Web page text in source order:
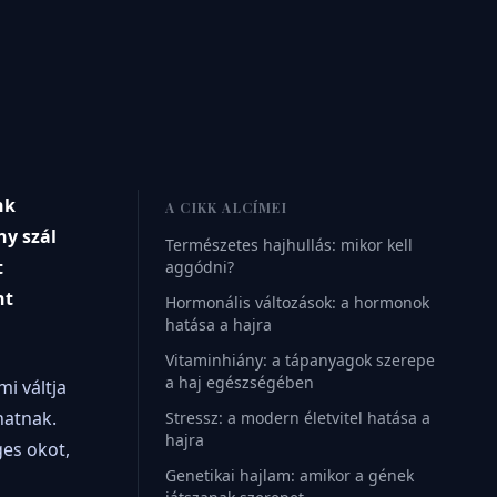
szál
váltja
okot,
A CIKK ALCÍMEI
Természetes hajhullás: mikor kell
aggódni?
Hormonális változások: a hormonok
hatása a hajra
Vitaminhiány: a tápanyagok szerepe
a haj egészségében
Stressz: a modern életvitel hatása a
hajra
Genetikai hajlam: amikor a gének